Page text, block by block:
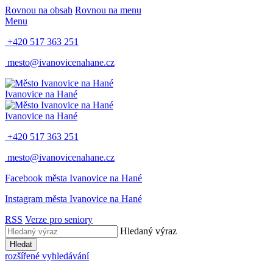
Rovnou na obsah Rovnou na menu
Menu
+420 517 363 251
mesto@ivanovicenahane.cz
Ivanovice na Hané
Ivanovice na Hané
+420 517 363 251
mesto@ivanovicenahane.cz
Facebook města Ivanovice na Hané
Instagram města Ivanovice na Hané
RSS Verze pro seniory
Hledaný výraz
Hledat
rozšířené vyhledávání